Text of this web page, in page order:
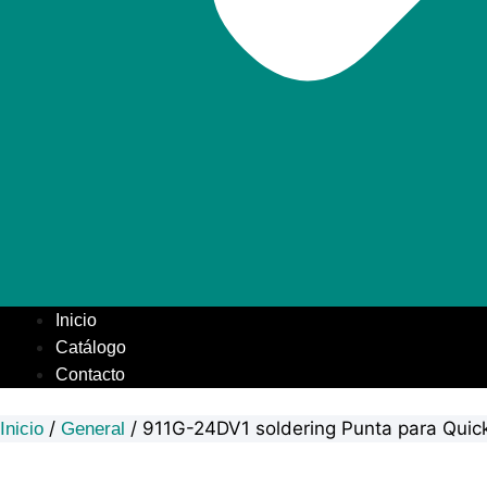
Inicio
Catálogo
Contacto
Inicio / General / 911G-24DV1 soldering Punta para